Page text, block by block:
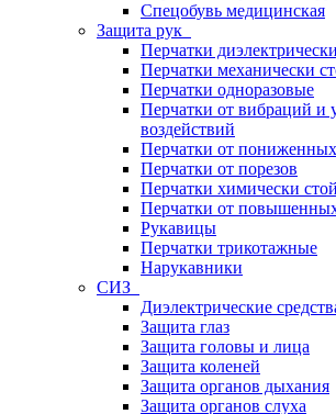
Спецобувь медицинская
Защита рук
Перчатки
Перчатки механически
Перчатки одноразовые
Перчатки от вибраций и
воздействий
Перчатки от
Перчатки от порезов
Перчатки химически
Перчатки от
Рукавицы
Перчатки трикотажные
Нарукавники
СИЗ
Диэлектрические
Защита глаз
Защита головы и лица
Защита коленей
Защита органов дыхания
Защита органов слуха